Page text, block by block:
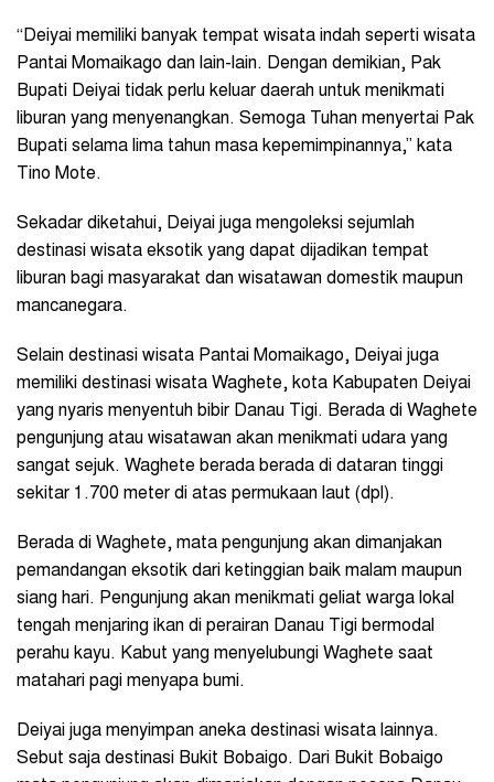
“Deiyai memiliki banyak tempat wisata indah seperti wisata
Pantai Momaikago dan lain-lain. Dengan demikian, Pak
Bupati Deiyai tidak perlu keluar daerah untuk menikmati
liburan yang menyenangkan. Semoga Tuhan menyertai Pak
Bupati selama lima tahun masa kepemimpinannya,” kata
Tino Mote.
Sekadar diketahui, Deiyai juga mengoleksi sejumlah
destinasi wisata eksotik yang dapat dijadikan tempat
liburan bagi masyarakat dan wisatawan domestik maupun
mancanegara.
Selain destinasi wisata Pantai Momaikago, Deiyai juga
memiliki destinasi wisata Waghete, kota Kabupaten Deiyai
yang nyaris menyentuh bibir Danau Tigi. Berada di Waghete
pengunjung atau wisatawan akan menikmati udara yang
sangat sejuk. Waghete berada berada di dataran tinggi
sekitar 1.700 meter di atas permukaan laut (dpl).
Berada di Waghete, mata pengunjung akan dimanjakan
pemandangan eksotik dari ketinggian baik malam maupun
siang hari. Pengunjung akan menikmati geliat warga lokal
tengah menjaring ikan di perairan Danau Tigi bermodal
perahu kayu. Kabut yang menyelubungi Waghete saat
matahari pagi menyapa bumi.
Deiyai juga menyimpan aneka destinasi wisata lainnya.
Sebut saja destinasi Bukit Bobaigo. Dari Bukit Bobaigo